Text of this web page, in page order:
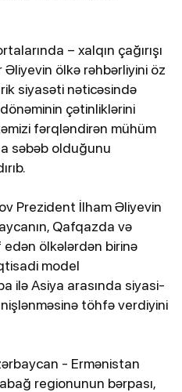
– xalqın çağırışı
Əliyevin ölkə rəhbərliyini öz
siyasəti nəticəsində
çətinliklərini
fərqləndirən mühüm
səbəb olduğunu
Prezident İlham Əliyevin
Qafqazda və
ölkələrdən birinə
model
ilə Asiya arasında siyasi-
töhfə verdiyini
- Ermənistan
regionunun bərpası,